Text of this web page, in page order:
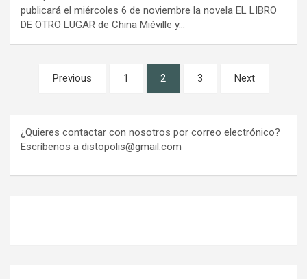
publicará el miércoles 6 de noviembre la novela EL LIBRO
DE OTRO LUGAR de China Miéville y…
Paginación
Previous 1 2 3 Next
¿Quieres contactar con nosotros por correo electrónico?
Escríbenos a distopolis@gmail.com